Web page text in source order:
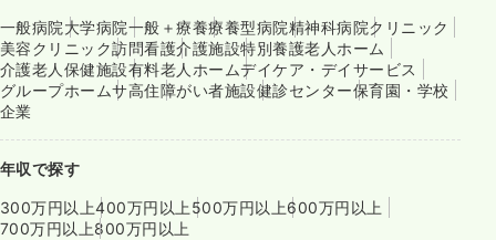
一般病院大学病院一般＋療養療養型病院精神科病院クリニック
美容クリニック訪問看護介護施設特別養護老人ホーム
介護老人保健施設有料老人ホームデイケア・デイサービス
グループホームサ高住障がい者施設健診センター保育園・学校
企業
年収で探す
300万円以上400万円以上 500万円以上600万円以上
700万円以上800万円以上